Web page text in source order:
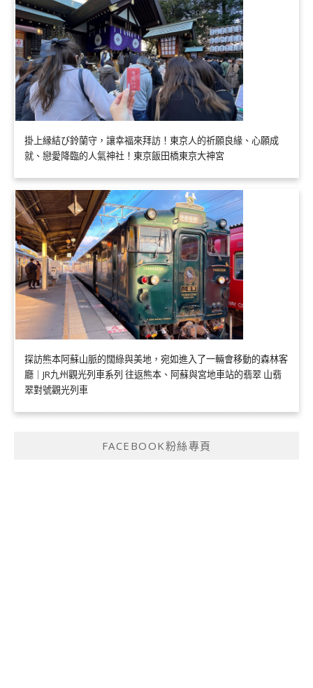
掛上縁結び鈴蘭守，讓幸福來拜訪！東京人的祈願良緣、心願成
就、戀愛降臨的人氣神社！東京飯田橋東京大神宮
探訪熊本阿蘇山脈的闊綠與美地，宛如進入了一輛會移動的森林客
廳｜JR九州觀光列車系列 往返熊本、阿蘇與宮地車站的翡翠 山翡
翠對號觀光列車
FACEBOOK粉絲專頁